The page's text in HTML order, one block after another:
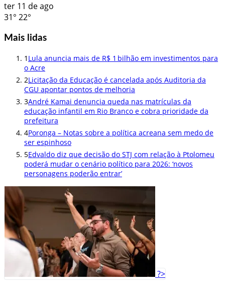
ter 11 de ago
31° 22°
Mais lidas
1 Lula anuncia mais de R$ 1 bilhão em investimentos para
o Acre
2Licitação da Educação é cancelada após Auditoria da
CGU apontar pontos de melhoria
3André Kamai denuncia queda nas matrículas da
educação infantil em Rio Branco e cobra prioridade da
prefeitura
4Poronga – Notas sobre a política acreana sem medo de
ser espinhoso
5Edvaldo diz que decisão do STJ com relação à Ptolomeu
poderá mudar o cenário político para 2026: ‘novos
personagens poderão entrar’
?>